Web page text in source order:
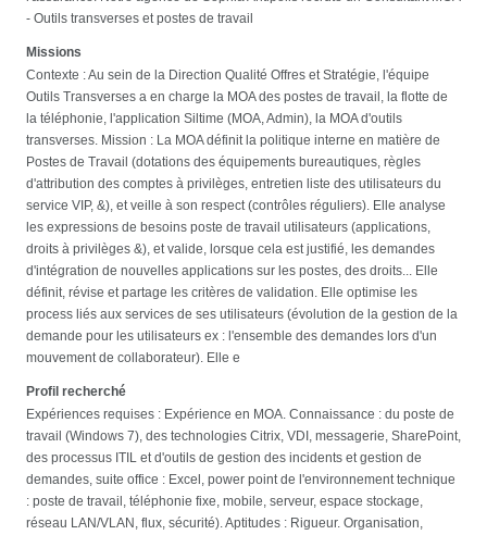
- Outils transverses et postes de travail
Missions
Contexte : Au sein de la Direction Qualité Offres et Stratégie, l'équipe
Outils Transverses a en charge la MOA des postes de travail, la flotte de
la téléphonie, l'application Siltime (MOA, Admin), la MOA d'outils
transverses. Mission : La MOA définit la politique interne en matière de
Postes de Travail (dotations des équipements bureautiques, règles
d'attribution des comptes à privilèges, entretien liste des utilisateurs du
service VIP, &), et veille à son respect (contrôles réguliers). Elle analyse
les expressions de besoins poste de travail utilisateurs (applications,
droits à privilèges &), et valide, lorsque cela est justifié, les demandes
d'intégration de nouvelles applications sur les postes, des droits... Elle
définit, révise et partage les critères de validation. Elle optimise les
process liés aux services de ses utilisateurs (évolution de la gestion de la
demande pour les utilisateurs ex : l'ensemble des demandes lors d'un
mouvement de collaborateur). Elle e
Profil recherché
Expériences requises : Expérience en MOA. Connaissance : du poste de
travail (Windows 7), des technologies Citrix, VDI, messagerie, SharePoint,
des processus ITIL et d'outils de gestion des incidents et gestion de
demandes, suite office : Excel, power point de l'environnement technique
: poste de travail, téléphonie fixe, mobile, serveur, espace stockage,
réseau LAN/VLAN, flux, sécurité). Aptitudes : Rigueur. Organisation,